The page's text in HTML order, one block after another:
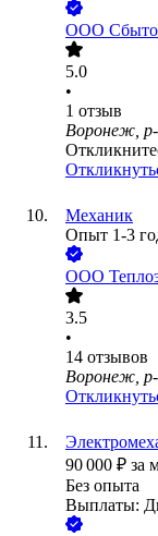
ООО
5.0
•
1 отзыв
Воронеж,
Механик
Опыт 1-3
ООО
3.5
•
14 отзывов
Воронеж,
90 000 ₽ за
Без опыта
Выплаты: